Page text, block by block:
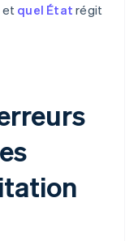
etquel État régit